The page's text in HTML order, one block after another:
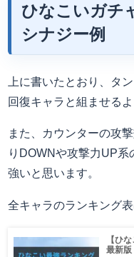
ひなこいガチ
シナジー例
上に書いたとおり、タ
回復キャラと組ませる
また、カウンターの攻
りDOWNや攻撃力UP系
強いと思います。
全キャラのランキング
【ひ
最新版